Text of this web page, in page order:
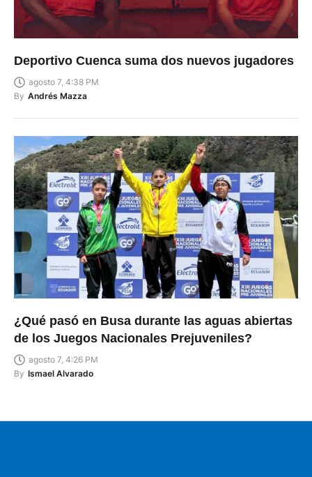
Deportivo Cuenca suma dos nuevos jugadores
agosto 7, 4:38 PM
By Andrés Mazza
¿Qué pasó en Busa durante las aguas abiertas
de los Juegos Nacionales Prejuveniles?
agosto 7, 4:26 PM
By Ismael Alvarado